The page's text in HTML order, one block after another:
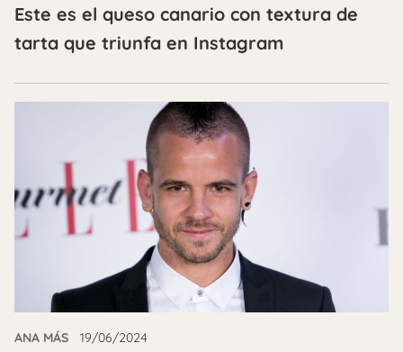
Este es el queso canario con textura de
tarta que triunfa en Instagram
ANA MÁS 19/06/2024